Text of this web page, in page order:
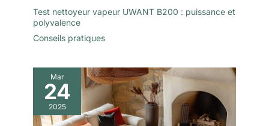
Test nettoyeur vapeur UWANT B200 : puissance et
polyvalence
Conseils pratiques
Mar
24
2025